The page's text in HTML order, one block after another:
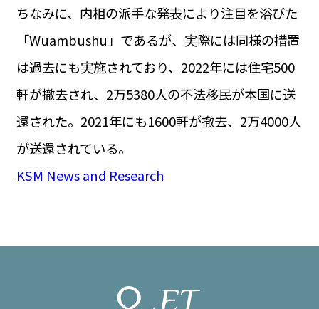
ちなみに、内相の派手な発表により注目を浴びた
「Wuambushu」であるが、実際には同様の措置
は過去にも実施されており、2022年には住宅500
軒が撤去され、2万5380人の不法移民が本国に送
還された。2021年にも1600軒が撤去、2万4000人
が送還されている。
KSM News and Research